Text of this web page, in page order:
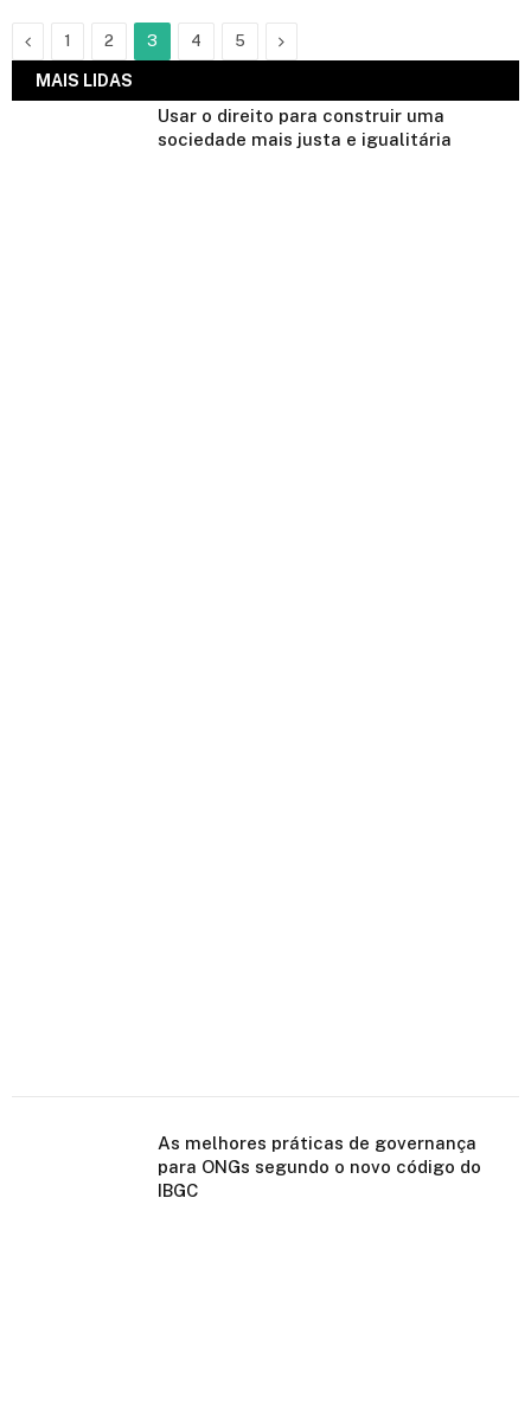
Previous
1 2 3 4 5 Next
MAIS LIDAS
Usar o direito para construir uma
sociedade mais justa e igualitária
As melhores práticas de governança
para ONGs segundo o novo código do
IBGC